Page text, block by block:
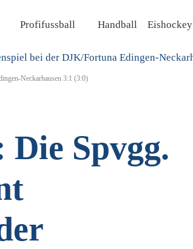
Profifussball Handball Eishockey
Neckarhausen 3:1 (3:0)
Die Spvgg.